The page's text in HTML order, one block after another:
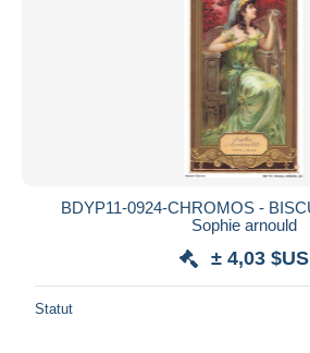
Appliquer
BDYP11-0924-CHROMOS -
Sophie arnould
± 4,03 $US
Statut